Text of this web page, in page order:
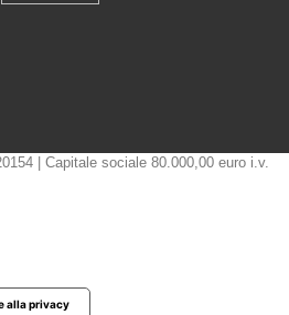
| Capitale sociale 80.000,00 euro i.v.
alla privacy